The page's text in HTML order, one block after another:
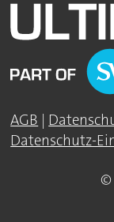
AGB |
Datenschutz-
©